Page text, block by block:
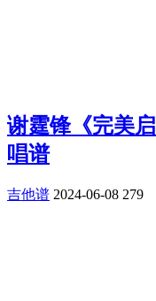
谢霆锋《完美
唱谱
吉他谱 2024-06-08 279